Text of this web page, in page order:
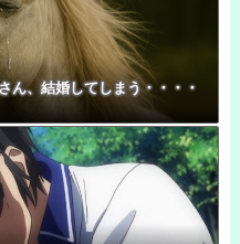
ん、結婚してしまう・・・・